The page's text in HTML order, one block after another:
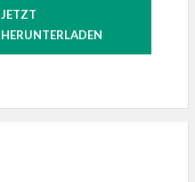
JETZT
HERUNTERLADEN